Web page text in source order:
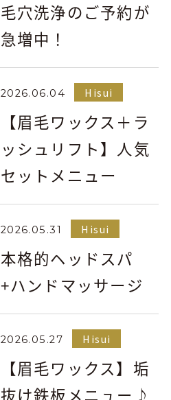
毛穴洗浄のご予約が
急増中！
2026.06.04 Hisui
【眉毛ワックス＋ラ
ッシュリフト】人気
セットメニュー
2026.05.31 Hisui
本格的ヘッドスパ
+ハンドマッサージ
2026.05.27 Hisui
【眉毛ワックス】垢
抜け鉄板メニュー♪